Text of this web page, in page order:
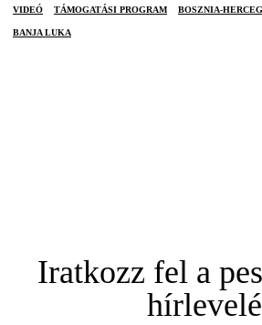
VIDEÓ TÁMOGATÁSI PROGRAM BOSZNIA-
BANJA LUKA
Iratkozz fel a